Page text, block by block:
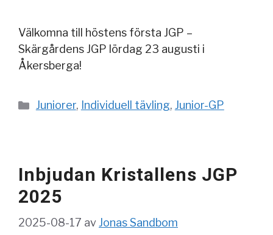
Välkomna till höstens första JGP –
Skärgårdens JGP lördag 23 augusti i
Åkersberga!
Kategorier
Juniorer, Individuell tävling, Junior-GP
Inbjudan Kristallens JGP
2025
2025-08-17 avJonas Sandbom